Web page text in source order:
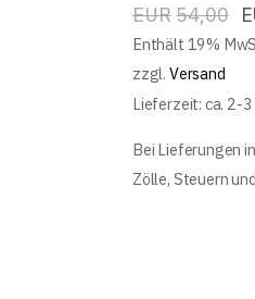
EUR 54,00
Enthält 19%
zzgl. Versand
Lieferzeit: ca. 2-
Bei Lieferungen
Zölle, Steuern